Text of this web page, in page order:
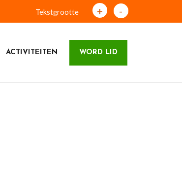
Tekstgrootte + -
ACTIVITEITEN WORD LID